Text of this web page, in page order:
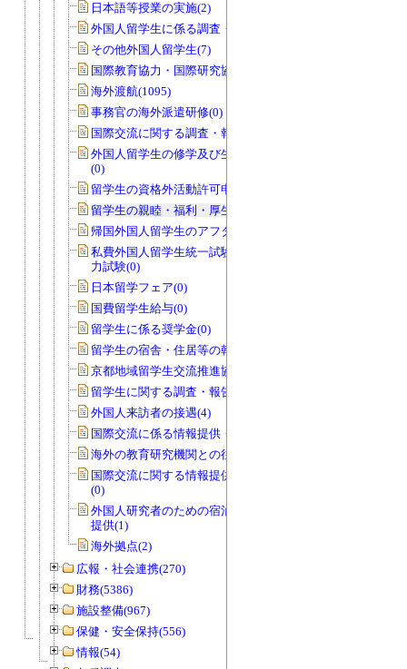
日本語等授業の実施(2)
外国人留学生に係る調査・報告等(2)
その他外国人留学生(7)
国際教育協力・国際研究協力(26)
海外渡航(1095)
事務官の海外派遣研修(0)
国際交流に関する調査・報告等(2)
外国人留学生の修学及び生活上の指導
(0)
留学生の資格外活動許可申請(40)
留学生の親睦・福利・厚生等(1)
帰国外国人留学生のアフターケア(0)
私費外国人留学生統一試験・日本語能
力試験(0)
日本留学フェア(0)
国費留学生給与(0)
留学生に係る奨学金(0)
留学生の宿舎・住居等の斡旋(0)
京都地域留学生交流推進協議会(0)
留学生に関する調査・報告等(1)
外国人来訪者の接遇(4)
国際交流に係る情報提供・広報活動(1)
海外の教育研究機関との往復文書(17)
国際交流に関する情報提供・広報活動
(0)
外国人研究者のための宿泊施設の情報
提供(1)
海外拠点(2)
広報・社会連携(270)
財務(5386)
施設整備(967)
保健・安全保持(556)
情報(54)